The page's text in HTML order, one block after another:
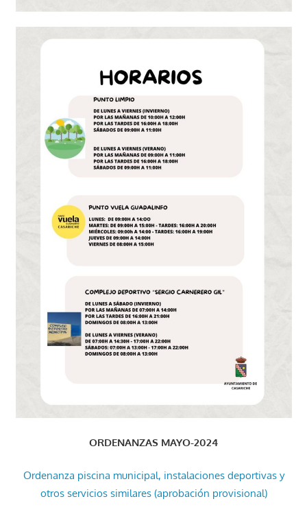
ORDENANZAS MAYO-2024
Ordenanza piscina municipal, instalaciones deportivas y
otros servicios similares (aprobación provisional)